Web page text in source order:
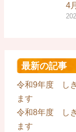
4
最新の記事
令和9年度 し
ます
令和8年度 し
ます